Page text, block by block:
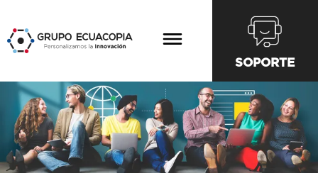
SOPORTE